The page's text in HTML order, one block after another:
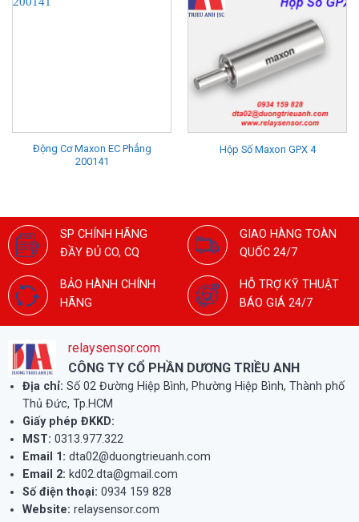
Động Cơ Maxon EC Phẳng
200141
Hộp Số Maxon GPX 4
SP CHÍNH HÃNG
ĐẦY ĐỦ CO, CQ
GIAO HÀNG TOÀN
QUỐC 24/7
BẢO HÀNH CHÍNH
HÃNG
HỖ TRỢ KỸ THUẬT
BÁO GIÁ 24/7
relaysensor.com
CÔNG TY CỔ PHẦN DƯƠNG TRIỀU ANH
Địa chỉ: Số 02 Đường Hiệp Bình, Phường Hiệp Bình, Thành phố
Thủ Đức, Tp.HCM
Giấy phép ĐKKD:
MST: 0313.977.322
Email 1: dta02@duongtrieuanh.com
Email 2: kd02.dta@gmail.com
Số điện thoại: 0934 159 828
Website: relaysensor.com